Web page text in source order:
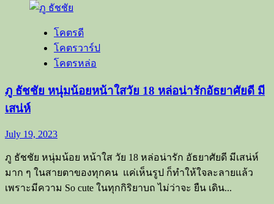
about
แซค
ชิน
ดนัย
หล่อ
ทายาท
ธุรกิจ
พลาสติก
โคตรดี
โคตรวาร์ป
โคตรหล่อ
ภู ธัชชัย หนุ่มน้อยหน้าใสวัย 18 หล่อน่ารักอัธยาศัยดี มี
เสน่ห์
July 19, 2023
ภู ธัชชัย หนุ่มน้อย หน้าใส วัย 18 หล่อน่ารัก อัธยาศัยดี มีเสน่ห์
มาก ๆ ในสายตาของทุกคน แค่เห็นรูป ก็ทำให้ใจละลายแล้ว
เพราะมีความ So cute ในทุกกิริยาบถ ไม่ว่าจะ ยืน เดิน...